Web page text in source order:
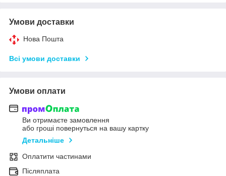
Умови доставки
Нова Пошта
Всі умови доставки
Умови оплати
Ви отримаєте замовлення
або гроші повернуться на вашу картку
Детальніше
Оплатити частинами
Післяплата